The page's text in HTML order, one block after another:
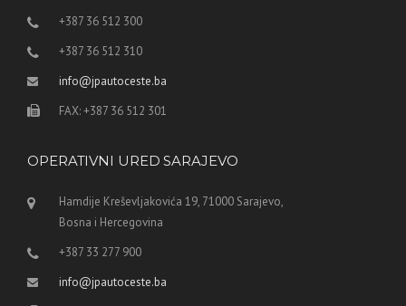
+387 36 512 300
+387 36 512 310
info@jpautoceste.ba
FAX: +387 36 512 301
OPERATIVNI URED SARAJEVO
Hamdije Kreševljakovića 19, 71000 Sarajevo,
Bosna i Hercegovina
+387 33 277 900
info@jpautoceste.ba